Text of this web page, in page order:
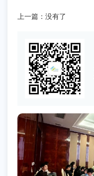
上一篇：没有了